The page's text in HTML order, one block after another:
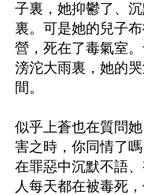
子裏，她抑鬱了、
裏。可是她的兒子
營，死在了毒氣室
滂沱大雨裏，她的
間。
似乎上蒼也在質問
害之時，你同情了
在罪惡中沉默不語
人每天都在被毒死